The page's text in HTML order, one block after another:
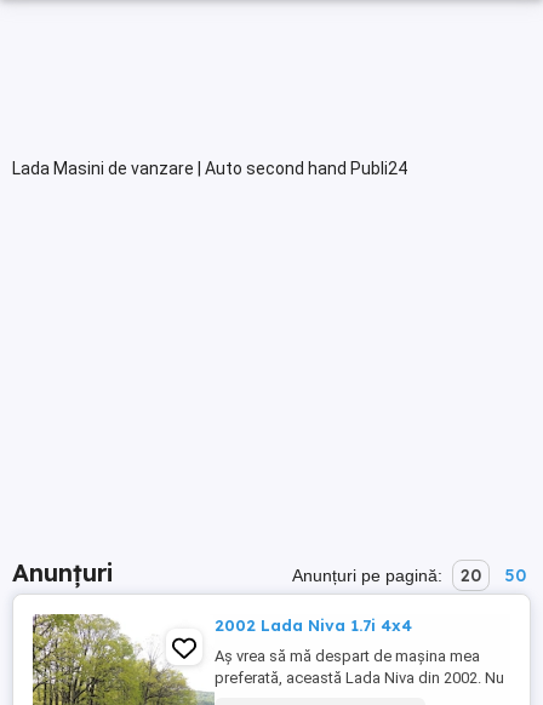
Lada Masini de vanzare | Auto second hand Publi24
Anunțuri Anunțuri pe pagină: 20 50
2002 Lada Niva 1.7i 4x4
Aș vrea să mă despart de mașina mea
preferată, această Lada Niva din 2002. Nu